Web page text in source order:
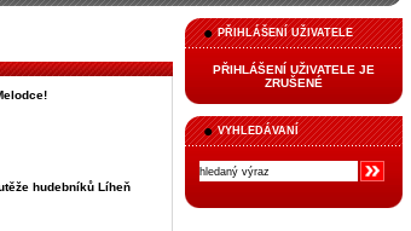
PŘIHLÁŠENÍ UŽIVATELE
PŘIHLÁŠENÍ UŽIVATELE JE
ZRUŠENÉ
VYHLEDÁVANÍ
hudebníků Líheň